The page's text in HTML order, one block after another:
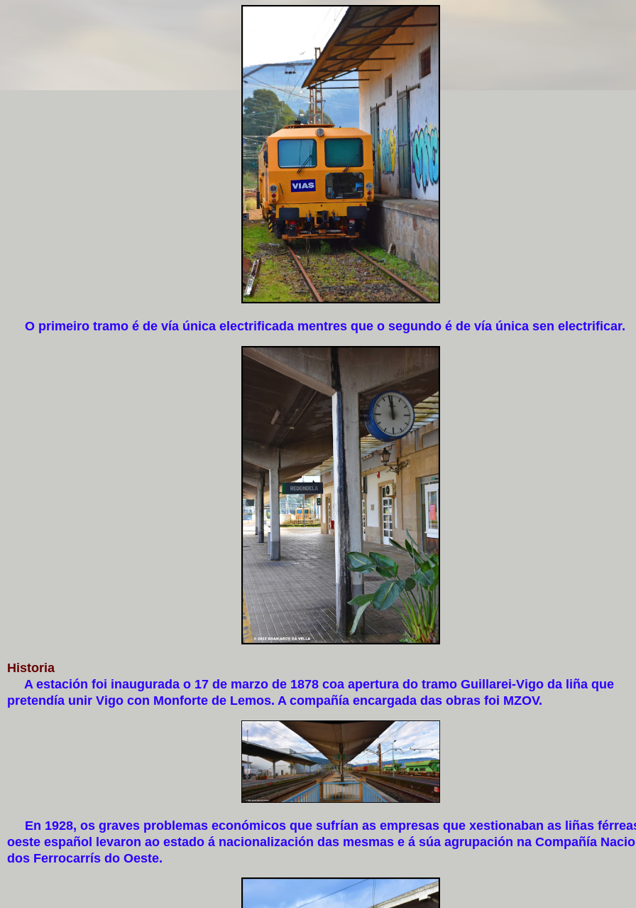
O primeiro tramo é de vía única electrificada mentres que o segundo é de vía única sen electrificar.
Historia
A estación foi inaugurada o 17 de marzo de 1878 coa apertura do tramo Guillarei-Vigo da liña que
pretendía unir Vigo con Monforte de Lemos. A compañía encargada das obras foi MZOV.
En 1928, os graves problemas económicos que sufrían as empresas que xestionaban as liñas
oeste español levaron ao estado á nacionalización das mesmas e á súa agrupación na Compañía
dos Ferrocarrís do Oeste.